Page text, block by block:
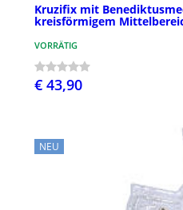
Kruzifix mit
kreisförmigem
VORRÄTIG
€ 43,90
NEU